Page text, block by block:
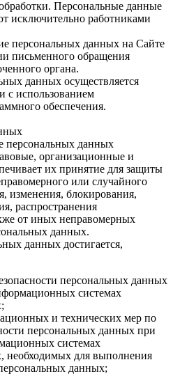
Персональные данные
исключительно работниками
персональных данных на Сайте
письменного обращения
органа.
данных осуществляется
с использованием
обеспечения.
персональных данных
организационные и
их принятие для защиты
или случайного
изменения, блокирования,
распространения
от иных неправомерных
данных.
данных достигается,
персональных данных
системах
и технических мер по
персональных данных при
системах
необходимых для выполнения
данных;